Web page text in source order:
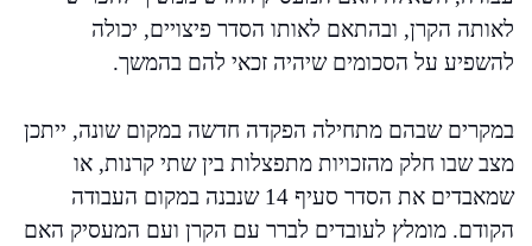
לאותה הקרן, ובהתאם לאותו הסדר פיצויים, יכולה
להשפיע על הסכומים שיהיה זכאי להם בהמשך.
במקרים שבהם מתחילה הפקדה חדשה במקום שונה, ייתכן
מצב שבו חלק מהזכויות מתפצלות בין שתי קרנות, או
שמאבדים את הסדר סעיף 14 שנבנה במקום העבודה
הקודם. מומלץ לעובדים לברר עם הקרן ועם המעסיק האם